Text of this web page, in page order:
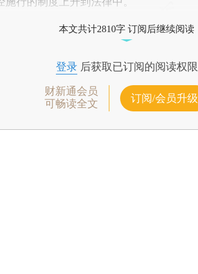
本文共计2810字 订阅后继续阅读
登录后获取已订阅的阅读权限
财新通会员
可畅读全文
订阅/会员升级